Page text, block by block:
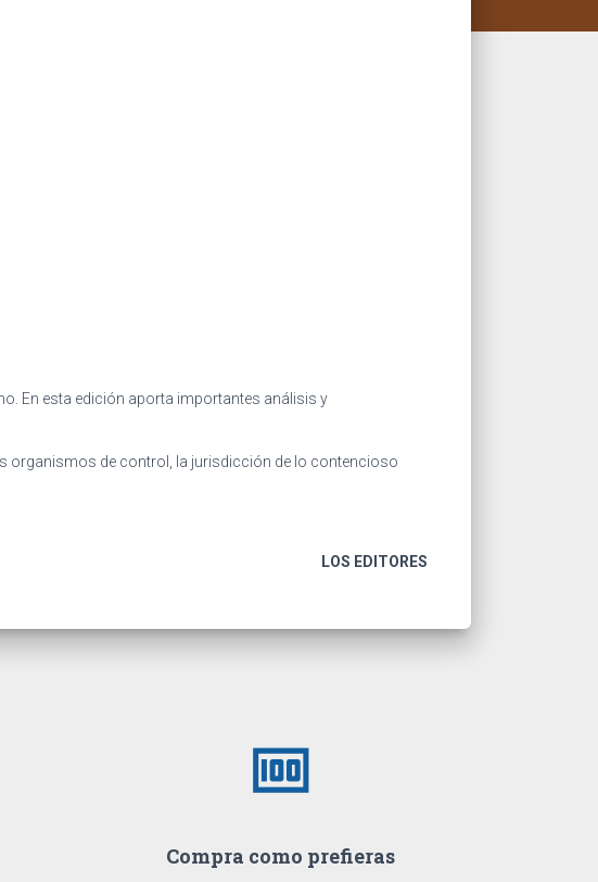
En esta edición aporta importantes análisis y
organismos de control, la jurisdicción de lo contencioso
LOS EDITORES
money
Compra como prefieras